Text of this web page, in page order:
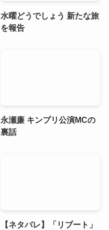
水曜どうでしょう 新たな旅
を報告
永瀬廉 キンプリ公演MCの
裏話
【ネタバレ】「リブート」